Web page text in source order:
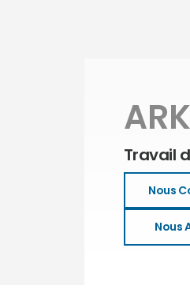
ARK
Travail
Nous
Nous